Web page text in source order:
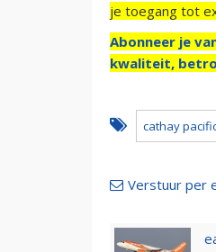
je toegang tot
Abonneer je
kwaliteit,
cathay
Verstuur per